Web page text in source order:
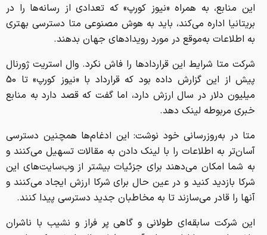
این منابع، به همراه «نیوز کورپ» که تعدادی از رسانه‌ها را در
بریتانیا اداره می‌کند، باید به هوش مصنوعی متا دسترسی بهتری
به اطلاعات به‌موقع در مورد رویدادهای جهان بدهند.
شرکت متا شرایط این قراردادها را فاش نکرد. وال استریت ژورنال
پیش از این گزارش داده بود که قرارداد با «نیوز کورپ» تا 50
میلیون دلار در سال ارزش دارد، اما گفت که قصد دارد به منابع
خبری مربوطه لینک دهد.
متا در به‌روزرسانی خود نوشت: این ادغام‌ها همچنین دسترسی
آسان‌تر به اطلاعات را با لینک دادن به مقالات تسهیل می‌کنند و
به شما امکان می‌دهند برای جزئیات بیشتر از وب‌سایت‌های این
شرکا بازدید کنید و در عین حال برای شرکا ارزش ایجاد می‌کنند و
آنها را قادر می‌سازند تا به مخاطبان جدید دسترسی پیدا کنند.
این شرکت سابقه‌ای طولانی و گاهی پر فراز و نشیب با ناشران